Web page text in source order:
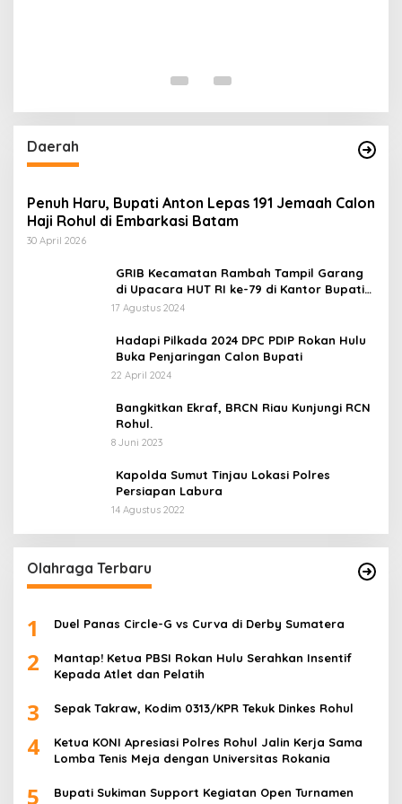
Daerah
Penuh Haru, Bupati Anton Lepas 191 Jemaah Calon
Haji Rohul di Embarkasi Batam
30 April 2026
GRIB Kecamatan Rambah Tampil Garang
di Upacara HUT RI ke-79 di Kantor Bupati
Rokan Hulu!
17 Agustus 2024
Hadapi Pilkada 2024 DPC PDIP Rokan Hulu
Buka Penjaringan Calon Bupati
22 April 2024
Bangkitkan Ekraf, BRCN Riau Kunjungi RCN
Rohul.
8 Juni 2023
Kapolda Sumut Tinjau Lokasi Polres
Persiapan Labura
14 Agustus 2022
Olahraga Terbaru
1 Duel Panas Circle-G vs Curva di Derby Sumatera
2
Mantap! Ketua PBSI Rokan Hulu Serahkan Insentif
Kepada Atlet dan Pelatih
3 Sepak Takraw, Kodim 0313/KPR Tekuk Dinkes Rohul
4
Ketua KONI Apresiasi Polres Rohul Jalin Kerja Sama
Lomba Tenis Meja dengan Universitas Rokania
5
Bupati Sukiman Support Kegiatan Open Turnamen